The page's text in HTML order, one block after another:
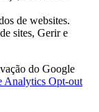
de websites.
sites, Gerir e
do Google
Analytics Opt-out